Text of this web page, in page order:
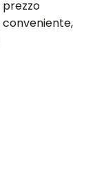
prezzo